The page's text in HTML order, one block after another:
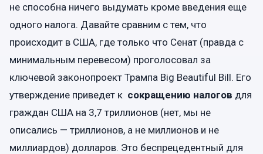
не способна ничего выдумать кроме введения еще
одного налога. Давайте сравним с тем, что
происходит в США, где только что Сенат (правда с
минимальным перевесом) проголосовал за
ключевой законопроект Трампа Big Beautiful Bill. Его
утверждение приведет к сокращению налогов для
граждан США на 3,7 триллионов (нет, мы не
описались — триллионов, а не миллионов и не
миллиардов) долларов. Это беспрецедентный для